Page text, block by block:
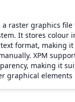
a raster graphics
It stores colour
format, making it
XPM
making it
graphical elements